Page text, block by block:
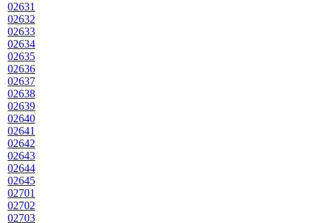
02631
02632
02633
02634
02635
02636
02637
02638
02639
02640
02641
02642
02643
02644
02645
02701
02702
02703